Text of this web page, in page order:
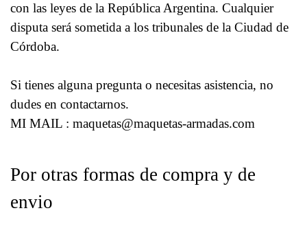
con las leyes de la República Argentina. Cualquier
disputa será sometida a los tribunales de la Ciudad de
Córdoba.
Si tienes alguna pregunta o necesitas asistencia, no
dudes en contactarnos.
MI MAIL : maquetas@maquetas-armadas.com
Por otras formas de compra y de
envio